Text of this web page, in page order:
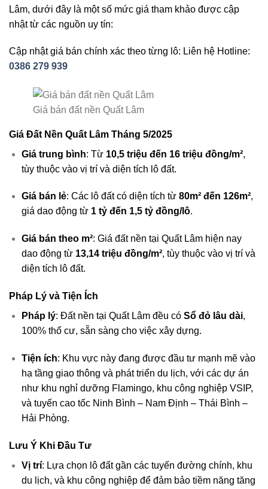
Lâm, dưới đây là một số mức giá tham khảo được cập
nhật từ các nguồn uy tín:
Cập nhật giá bán chính xác theo từng lô: Liên hệ Hotline:
0386 279 939
Giá bán đất nền Quất Lâm
Giá Đất Nền Quất Lâm Tháng 5/2025
Giá trung bình: Từ 10,5 triệu đến 16 triệu đồng/m²,
tùy thuộc vào vị trí và diện tích lô đất.
Giá bán lẻ: Các lô đất có diện tích từ 80m² đến 126m²,
giá dao động từ 1 tỷ đến 1,5 tỷ đồng/lô.
Giá bán theo m²: Giá đất nền tại Quất Lâm hiện nay
dao động từ 13,14 triệu đồng/m², tùy thuộc vào vị trí và
diện tích lô đất.
Pháp Lý và Tiện Ích
Pháp lý: Đất nền tại Quất Lâm đều có Sổ đỏ lâu dài,
100% thổ cư, sẵn sàng cho việc xây dựng.
Tiện ích: Khu vực này đang được đầu tư mạnh mẽ vào
hạ tầng giao thông và phát triển du lịch, với các dự án
như khu nghỉ dưỡng Flamingo, khu công nghiệp VSIP,
và tuyến cao tốc Ninh Bình – Nam Định – Thái Bình –
Hải Phòng.
Lưu Ý Khi Đầu Tư
Vị trí: Lựa chọn lô đất gần các tuyến đường chính, khu
du lịch, và khu công nghiệp để đảm bảo tiềm năng tăng